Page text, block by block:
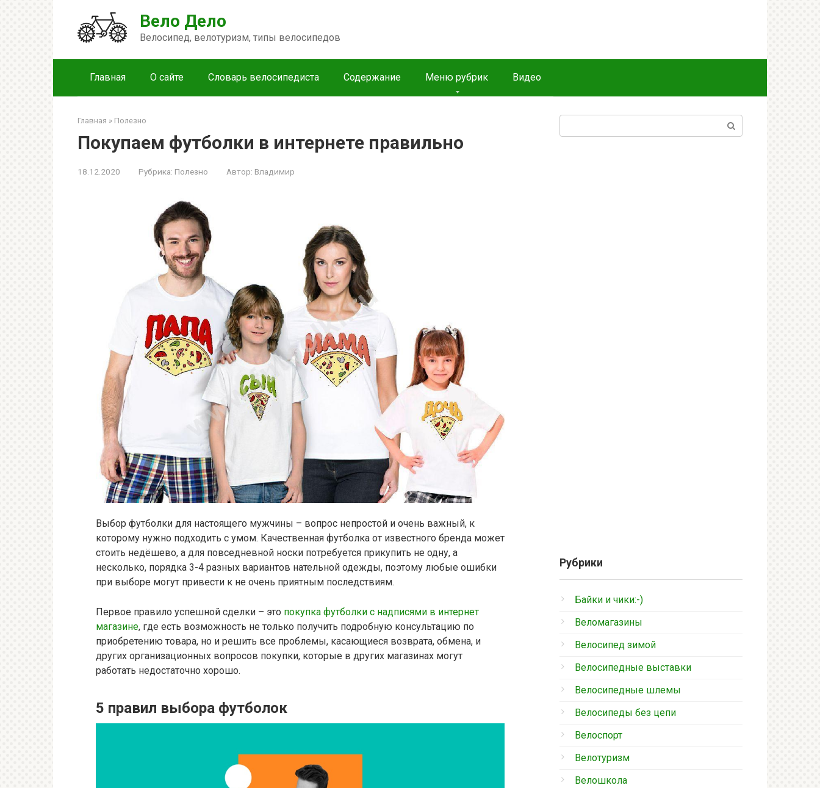
Вело Дело
Велосипед, велотуризм, типы велосипедов
Главная О сайте Словарь велосипедиста Содержание Меню рубрик Видео
Главная » Полезно
Покупаем футболки в интернете правильно
18.12.2020 Рубрика: Полезно Автор: Владимир
Выбор футболки для настоящего мужчины – вопрос непростой и очень важный, к
которому нужно подходить с умом. Качественная футболка от известного бренда может
стоить недёшево, а для повседневной носки потребуется прикупить не одну, а
несколько, порядка 3-4 разных вариантов нательной одежды, поэтому любые ошибки
при выборе могут привести к не очень приятным последствиям.
Первое правило успешной сделки – это покупка футболки с надписями в интернет
магазине, где есть возможность не только получить подробную консультацию по
приобретению товара, но и решить все проблемы, касающиеся возврата, обмена, и
других организационных вопросов покупки, которые в других магазинах могут
работать недостаточно хорошо.
5 правил выбора футболок
Рубрики
Байки и чики:-)
Веломагазины
Велосипед зимой
Велосипедные выставки
Велосипедные шлемы
Велосипеды без цепи
Велоспорт
Велотуризм
Велошкола